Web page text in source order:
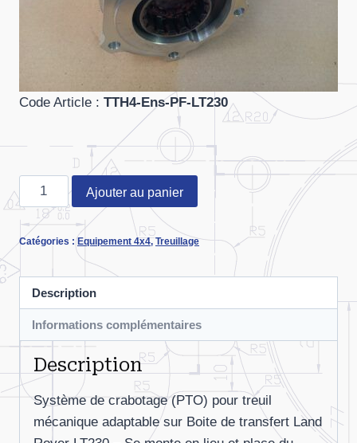
Code Article : TTH4-Ens-PF-LT230
quantité
de
PTO
BT
LT230
Ajouter au panier
Catégories :Equipement 4x4,Treuillage
Description
Informations complémentaires
Description
Système de crabotage (PTO) pour treuil
mécanique adaptable sur Boite de transfert Land